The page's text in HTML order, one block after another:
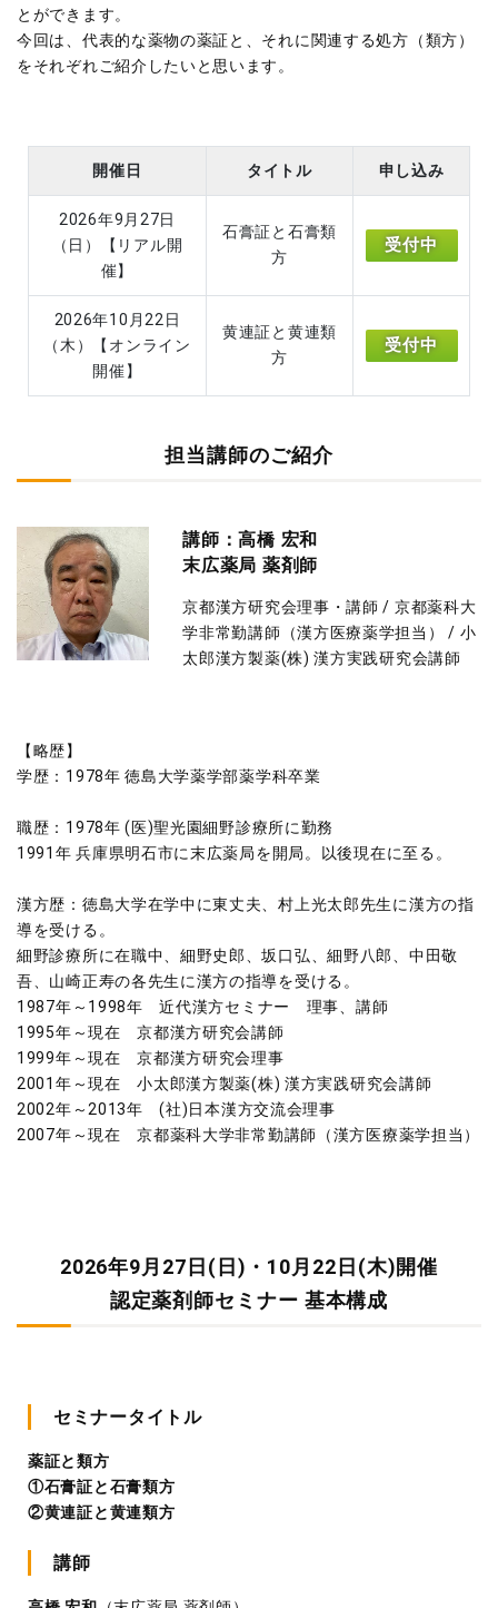
とができます。
今回は、代表的な薬物の薬証と、それに関連する処方（類方）
をそれぞれご紹介したいと思います。
開催日 タイトル 申し込み
2026年9月27日
（日）【リアル開
催】
石膏証と石膏類
方
受付中
2026年10月22日
（木）【オンライン
開催】
黄連証と黄連類
方
受付中
担当講師のご紹介
講師：高橋 宏和
末広薬局 薬剤師
京都漢方研究会理事・講師 / 京都薬科大
学非常勤講師（漢方医療薬学担当） / 小
太郎漢方製薬(株) 漢方実践研究会講師
【略歴】
学歴：1978年 徳島大学薬学部薬学科卒業
職歴：1978年 (医)聖光園細野診療所に勤務
1991年 兵庫県明石市に末広薬局を開局。以後現在に至る。
漢方歴：徳島大学在学中に東丈夫、村上光太郎先生に漢方の指
導を受ける。
細野診療所に在職中、細野史郎、坂口弘、細野八郎、中田敬
吾、山崎正寿の各先生に漢方の指導を受ける。
1987年～1998年 近代漢方セミナー 理事、講師
1995年～現在 京都漢方研究会講師
1999年～現在 京都漢方研究会理事
2001年～現在 小太郎漢方製薬(株) 漢方実践研究会講師
2002年～2013年 (社)日本漢方交流会理事
2007年～現在 京都薬科大学非常勤講師（漢方医療薬学担当）
2026年9月27日(日)・10月22日(木)開催
認定薬剤師セミナー 基本構成
セミナータイトル
薬証と類方
①石膏証と石膏類方
②黄連証と黄連類方
講師